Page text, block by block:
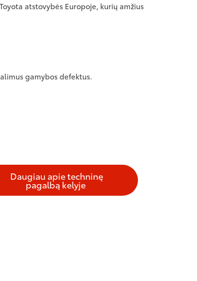
atstovybės Europoje, kurių amžius
gamybos defektus.
Daugiau apie techninę
pagalbą kelyje